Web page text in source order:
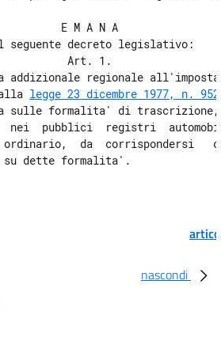
E M A N A
seguente decreto legislativo:
Art. 1.
addizionale regionale
legge 23 dicembre 1977, n. 952
sulle formalita' di
nei  pubblici  registri
da  corrispondersi
nascondi